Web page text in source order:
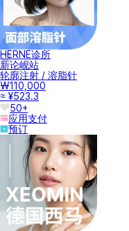
HERNE诊所
新论岘站
轮廓注射 / 溶脂针
₩110,000
≈ ¥523.3
50+
应用支付
预订